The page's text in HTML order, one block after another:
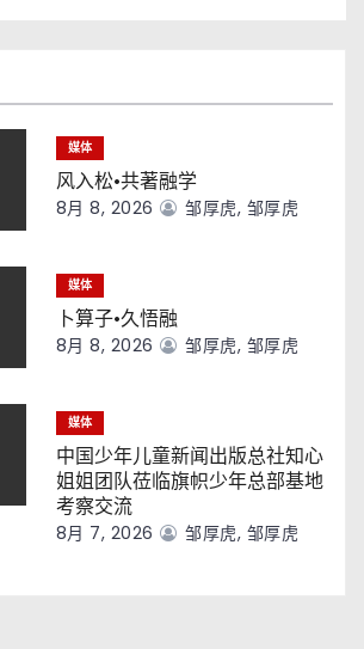
媒体
风入松·共著融学
8月 8, 2026 邹厚虎, 邹厚虎
媒体
卜算子·久悟融
8月 8, 2026 邹厚虎, 邹厚虎
媒体
中国少年儿童新闻出版总社知心
姐姐团队莅临旗帜少年总部基地
考察交流
8月 7, 2026 邹厚虎, 邹厚虎